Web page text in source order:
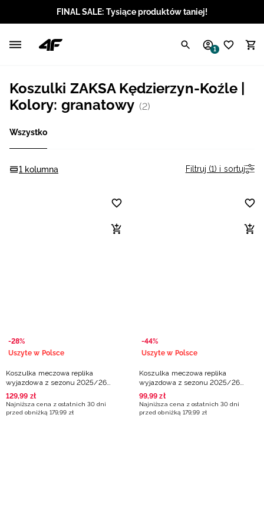
FINAL SALE: Tysiące produktów taniej!
1
Koszulki ZAKSA Kędzierzyn-Koźle |
Kolory: granatowy (2)
Wszystko
1 kolumna Filtruj (1) i sortuj
-28%
Uszyte w Polsce
Koszulka meczowa replika
wyjazdowa z sezonu 2025/26
męska 4F x ZAKSA Kędzierzyn-
Koźle - granatowa
129,99 zł
Najniższa cena z ostatnich 30 dni
przed obniżką 179,99 zł
-44%
Uszyte w Polsce
Koszulka meczowa replika
wyjazdowa z sezonu 2025/26
dziecięca 4F x ZAKSA Kędzierzyn-
Koźle - granatowa
99,99 zł
Najniższa cena z ostatnich 30 dni
przed obniżką 179,99 zł
Angielski / USD
Słowacki / EUR